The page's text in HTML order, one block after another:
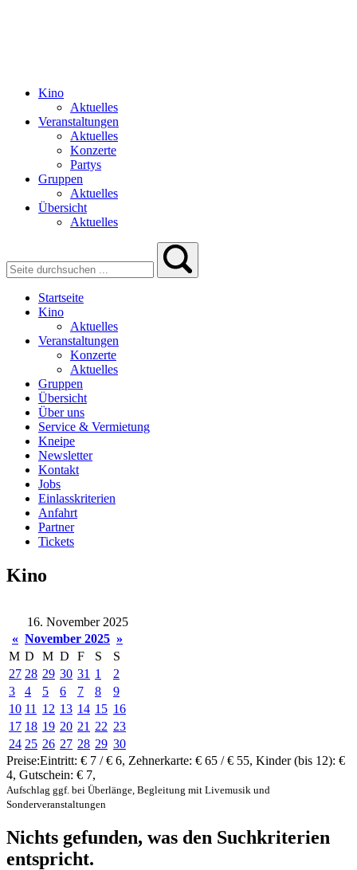
Kino
Aktuelles
Veranstaltungen
Aktuelles
Konzerte
Partys
Gruppen
Aktuelles
Übersicht
Aktuelles
Startseite
Kino
Aktuelles
Veranstaltungen
Konzerte
Aktuelles
Gruppen
Übersicht
Über uns
Service & Vermietung
Kneipe
Newsletter
Kontakt
Jobs
Einlasskriterien
Anfahrt
Partner
Tickets
Kino
16. November 2025
« November 2025 »
M D M D F S
S
27 28 29 30 31 1
2
3
4 5 6 7 8
9
10 11 12 13 14 15 16
17 18 19 20 21 22 23
24 25 26 27 28 29 30
Preise:Eintritt: € 7 / € 6, Zehnerkarte: € 65 / € 55, Kinder (bis 12): €
4, Gutschein: € 7,
Aufschlag ggf. bei Überlänge, Begleitung mit Livemusik und
Sonderveranstaltungen
Nichts gefunden, was den Suchkriterien
entspricht.